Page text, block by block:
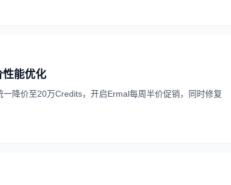
性能优化
降价至20万Credits，开启Ermal每周半价促销，同时修复